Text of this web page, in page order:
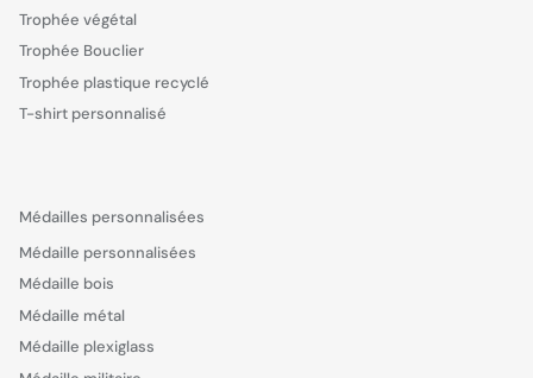
Trophée végétal
Trophée Bouclier
Trophée plastique recyclé
T-shirt personnalisé
Médailles personnalisées
Médaille personnalisées
Médaille bois
Médaille métal
Médaille plexiglass